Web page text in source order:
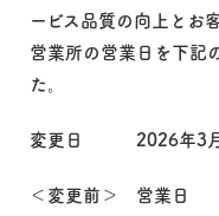
ービス品質の向上とお
営業所の営業日を下記
た。
変更日 2026年3月
＜変更前＞ 営業日